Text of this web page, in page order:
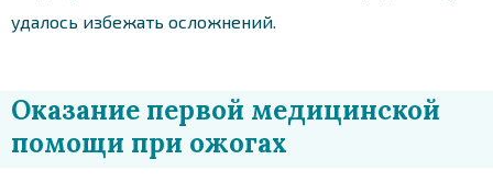
удалось избежать осложнений.
Оказание первой медицинской
помощи при ожогах